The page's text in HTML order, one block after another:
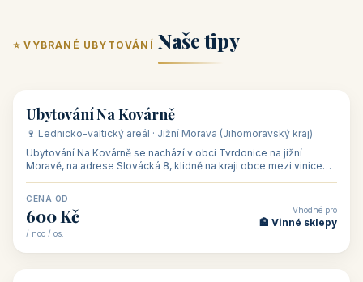
⭐ VYBRANÉ UBYTOVÁNÍ Naše tipy
🏡 penzion
Ubytování Na Kovárně
🍷 Lednicko-valtický areál · Jižní Morava (Jihomoravský kraj)
Ubytování Na Kovárně se nachází v obci Tvrdonice na jižní
Moravě, na adrese Slovácká 8, klidně na kraji obce mezi vinicemi,
CENA OD
600 Kč
/ noc / os.
Vhodné pro
🏨 Vinné sklepy